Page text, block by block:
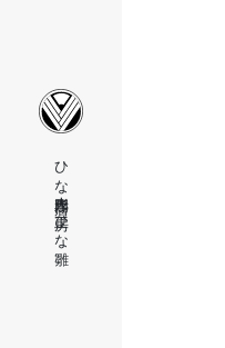
ひな人形専門店 工房ひな雛